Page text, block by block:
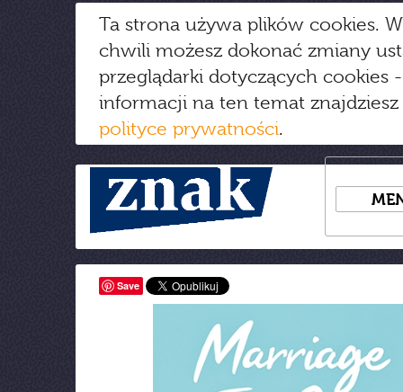
Ta strona używa plików cookies.
chwili możesz dokonać zmiany
przeglądarki dotyczących cookies
informacji na ten temat
polityce prywatności.
Save